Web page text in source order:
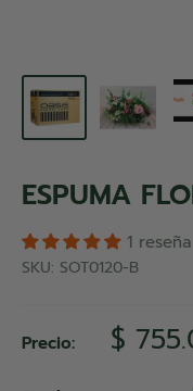
ESPUMA
1 reseña
SKU: SOT0120-B
Precio: Precio
de
$